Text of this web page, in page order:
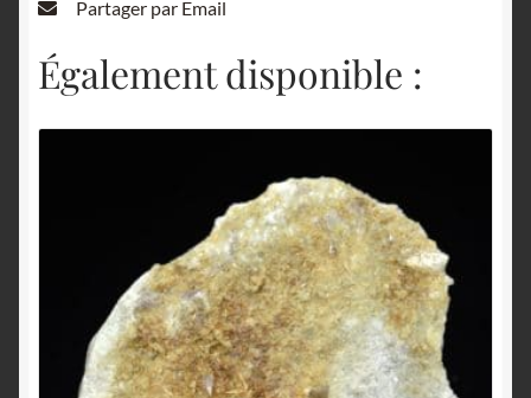
Partager par Email
Également disponible :